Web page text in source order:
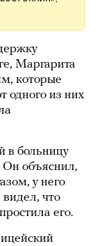
Маргарита
которые
одного из них
в больницу
Он объяснил,
у него
что
его.